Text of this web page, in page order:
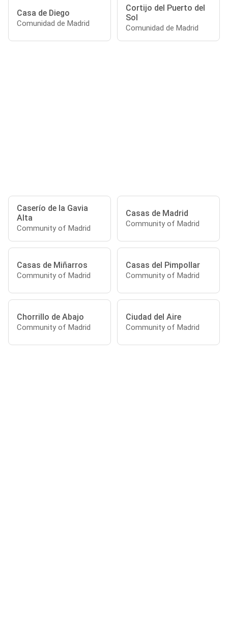
Casa de Diego
Comunidad de Madrid
Cortijo del Puerto del
Sol
Comunidad de Madrid
Caserío de la Gavia
Alta
Community of Madrid
Casas de Madrid
Community of Madrid
Casas de Miñarros
Community of Madrid
Casas del Pimpollar
Community of Madrid
Chorrillo de Abajo
Community of Madrid
Ciudad del Aire
Community of Madrid